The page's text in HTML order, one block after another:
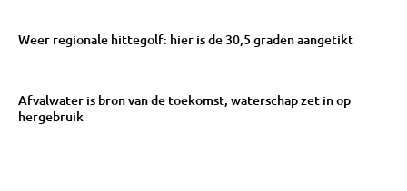
Weer regionale hittegolf: hier is de 30,5 graden aangetikt
Afvalwater is bron van de toekomst, waterschap zet in op
hergebruik